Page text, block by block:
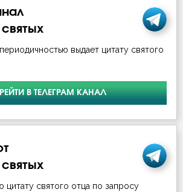
(Иванов)
(Беляев)
выдает цитату святого
В ТЕЛЕГРАМ КАНАЛ
цитату святого отца по запросу